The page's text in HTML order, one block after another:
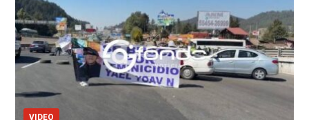
VIDEO